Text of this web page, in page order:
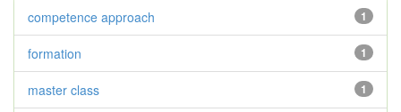
1
competence approach
1
formation
1
master class